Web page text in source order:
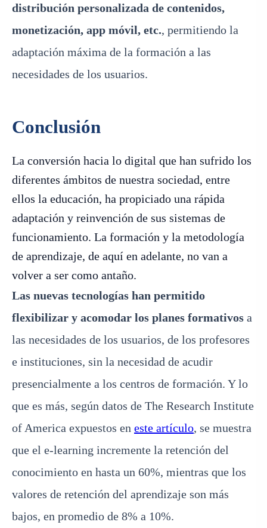
distribución personalizada de contenidos,
monetización, app móvil, etc., permitiendo la
adaptación máxima de la formación a las
necesidades de los usuarios.
Conclusión
La conversión hacia lo digital que han sufrido los
diferentes ámbitos de nuestra sociedad, entre
ellos la educación, ha propiciado una rápida
adaptación y reinvención de sus sistemas de
funcionamiento. La formación y la metodología
de aprendizaje, de aquí en adelante, no van a
volver a ser como antaño.
Las nuevas tecnologías han permitido
flexibilizar y acomodar los planes formativos a
las necesidades de los usuarios, de los profesores
e instituciones, sin la necesidad de acudir
presencialmente a los centros de formación. Y lo
que es más, según datos de The Research Institute
of America expuestos en este artículo, se muestra
que el e-learning incremente la retención del
conocimiento en hasta un 60%, mientras que los
valores de retención del aprendizaje son más
bajos, en promedio de 8% a 10%.